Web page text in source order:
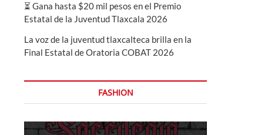
⏳ Gana hasta $20 mil pesos en el Premio
Estatal de la Juventud Tlaxcala 2026
La voz de la juventud tlaxcalteca brilla en la
Final Estatal de Oratoria COBAT 2026
FASHION